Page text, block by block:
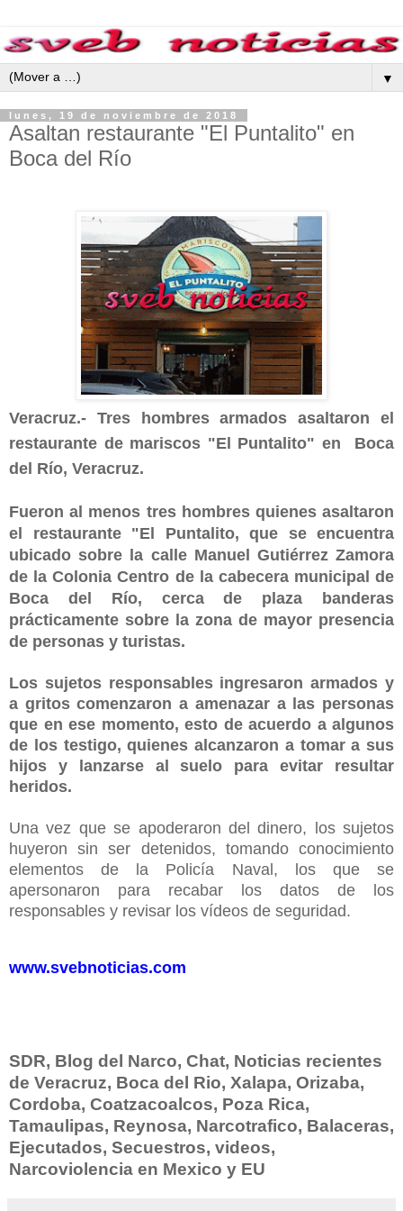
▼
lunes, 19 de noviembre de 2018
Asaltan restaurante "El Puntalito" en
Boca del Río
Veracruz.- Tres hombres armados asaltaron el
restaurante de mariscos "El Puntalito" en Boca
del Río, Veracruz.
Fueron al menos tres hombres quienes asaltaron
el restaurante "El Puntalito, que se encuentra
ubicado sobre la calle Manuel Gutiérrez Zamora
de la Colonia Centro de la cabecera municipal de
Boca del Río, cerca de plaza banderas
prácticamente sobre la zona de mayor presencia
de personas y turistas.
Los sujetos responsables ingresaron armados y
a gritos comenzaron a amenazar a las personas
que en ese momento, esto de acuerdo a algunos
de los testigo, quienes alcanzaron a tomar a sus
hijos y lanzarse al suelo para evitar resultar
heridos.
Una vez que se apoderaron del dinero, los sujetos
huyeron sin ser detenidos, tomando conocimiento
elementos de la Policía Naval, los que se
apersonaron para recabar los datos de los
responsables y revisar los vídeos de seguridad.
www.svebnoticias.com
SDR, Blog del Narco, Chat, Noticias recientes
de Veracruz, Boca del Rio, Xalapa, Orizaba,
Cordoba, Coatzacoalcos, Poza Rica,
Tamaulipas, Reynosa, Narcotrafico, Balaceras,
Ejecutados, Secuestros, videos,
Narcoviolencia en Mexico y EU